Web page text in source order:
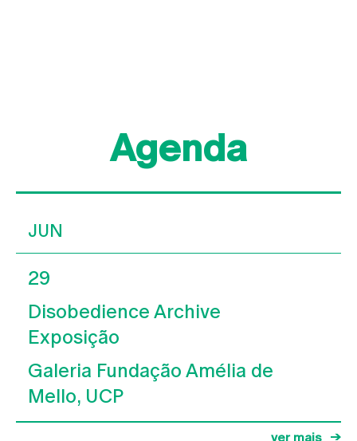
Agenda
JUN
29
Disobedience Archive
Exposição
Galeria Fundação Amélia de
Mello, UCP
ver mais